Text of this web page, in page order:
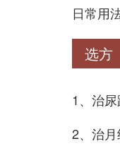
日常用
选方
1、治
2、治月